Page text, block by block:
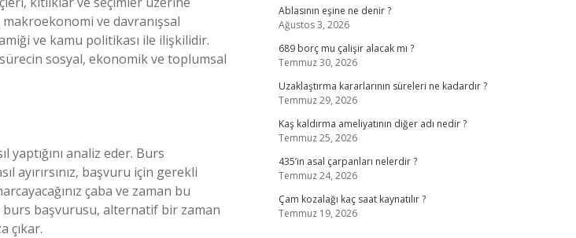
ve davranışsal
ve kamu politikası ile ilişkilidir.
sosyal, ekonomik ve toplumsal
analiz eder. Burs
ayırırsınız, başvuru için gerekli
çaba ve zaman bu
burs başvurusu, alternatif bir zaman
çıkar.
Ablasının eşine ne denir ?
Ağustos 3, 2026
689 borç mu çalişir alacak mı ?
Temmuz 30, 2026
Uzaklaştırma kararlarının süreleri ne kadardır ?
Temmuz 29, 2026
Kaş kaldırma ameliyatının diğer adı nedir ?
Temmuz 25, 2026
435’in asal çarpanları nelerdir ?
Temmuz 24, 2026
Çam kozalağı kaç saat kaynatılır ?
Temmuz 19, 2026